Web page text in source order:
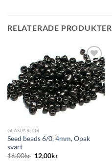
RELATERADE PRODUKTER
GLASPÄRLOR
Seed beads 6/0, 4mm, Opak
svart
16,00kr 12,00kr